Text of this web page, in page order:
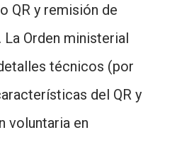
QR y remisión de
La Orden ministerial
técnicos (por
del QR y
voluntaria en